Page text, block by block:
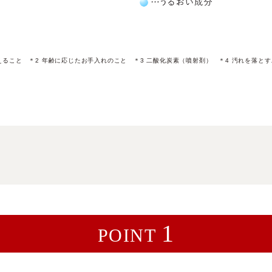
ること ＊2 年齢に応じたお手入れのこと ＊3 ⼆酸化炭素（噴射剤） ＊4 汚れを落とす
POINT 1